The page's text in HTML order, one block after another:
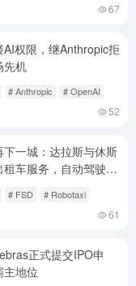
67
权限，继Anthropic拒
先机
# Anthropic # OpenAI
52
一城：达拉斯与休斯
车服务，自动驾驶商
# FSD # Robotaxi
61
正式提交IPO申
主地位